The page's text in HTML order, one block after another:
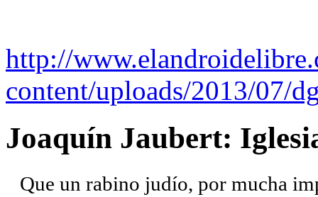
http://
content/uploads/2013/07/
Joaquín Jaubert:
Que un rabino judío, por mucha